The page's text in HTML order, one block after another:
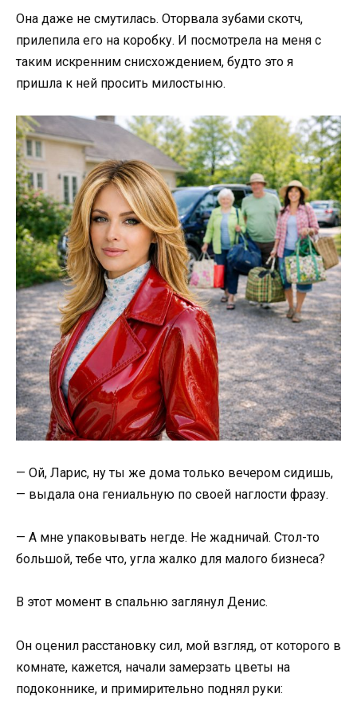
Она даже не смутилась. Оторвала зубами скотч,
прилепила его на коробку. И посмотрела на меня с
таким искренним снисхождением, будто это я
пришла к ней просить милостыню.
— Ой, Ларис, ну ты же дома только вечером сидишь,
— выдала она гениальную по своей наглости фразу.
— А мне упаковывать негде. Не жадничай. Стол-то
большой, тебе что, угла жалко для малого бизнеса?
В этот момент в спальню заглянул Денис.
Он оценил расстановку сил, мой взгляд, от которого в
комнате, кажется, начали замерзать цветы на
подоконнике, и примирительно поднял руки: